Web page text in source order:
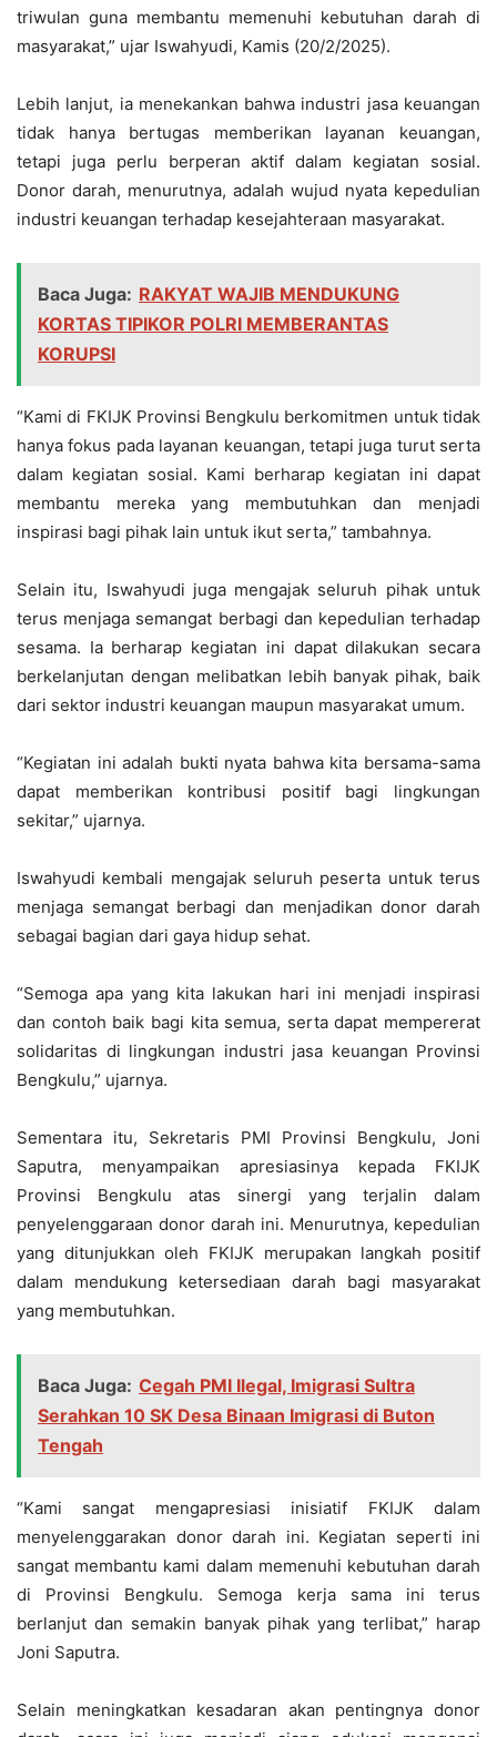
triwulan guna membantu memenuhi kebutuhan darah di
masyarakat,” ujar Iswahyudi, Kamis (20/2/2025).
Lebih lanjut, ia menekankan bahwa industri jasa keuangan
tidak hanya bertugas memberikan layanan keuangan,
tetapi juga perlu berperan aktif dalam kegiatan sosial.
Donor darah, menurutnya, adalah wujud nyata kepedulian
industri keuangan terhadap kesejahteraan masyarakat.
Baca Juga: RAKYAT WAJIB MENDUKUNG
KORTAS TIPIKOR POLRI MEMBERANTAS
KORUPSI
“Kami di FKIJK Provinsi Bengkulu berkomitmen untuk tidak
hanya fokus pada layanan keuangan, tetapi juga turut serta
dalam kegiatan sosial. Kami berharap kegiatan ini dapat
membantu mereka yang membutuhkan dan menjadi
inspirasi bagi pihak lain untuk ikut serta,” tambahnya.
Selain itu, Iswahyudi juga mengajak seluruh pihak untuk
terus menjaga semangat berbagi dan kepedulian terhadap
sesama. Ia berharap kegiatan ini dapat dilakukan secara
berkelanjutan dengan melibatkan lebih banyak pihak, baik
dari sektor industri keuangan maupun masyarakat umum.
“Kegiatan ini adalah bukti nyata bahwa kita bersama-sama
dapat memberikan kontribusi positif bagi lingkungan
sekitar,” ujarnya.
Iswahyudi kembali mengajak seluruh peserta untuk terus
menjaga semangat berbagi dan menjadikan donor darah
sebagai bagian dari gaya hidup sehat.
“Semoga apa yang kita lakukan hari ini menjadi inspirasi
dan contoh baik bagi kita semua, serta dapat mempererat
solidaritas di lingkungan industri jasa keuangan Provinsi
Bengkulu,” ujarnya.
Sementara itu, Sekretaris PMI Provinsi Bengkulu, Joni
Saputra, menyampaikan apresiasinya kepada FKIJK
Provinsi Bengkulu atas sinergi yang terjalin dalam
penyelenggaraan donor darah ini. Menurutnya, kepedulian
yang ditunjukkan oleh FKIJK merupakan langkah positif
dalam mendukung ketersediaan darah bagi masyarakat
yang membutuhkan.
Baca Juga: Cegah PMI Ilegal, Imigrasi Sultra
Serahkan 10 SK Desa Binaan Imigrasi di Buton
Tengah
“Kami sangat mengapresiasi inisiatif FKIJK dalam
menyelenggarakan donor darah ini. Kegiatan seperti ini
sangat membantu kami dalam memenuhi kebutuhan darah
di Provinsi Bengkulu. Semoga kerja sama ini terus
berlanjut dan semakin banyak pihak yang terlibat,” harap
Joni Saputra.
Selain meningkatkan kesadaran akan pentingnya donor